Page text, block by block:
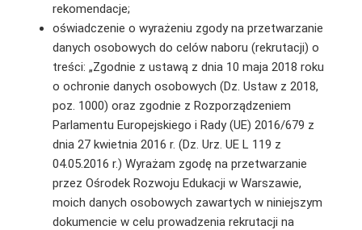
rekomendacje;
oświadczenie o wyrażeniu zgody na przetwarzanie
danych osobowych do celów naboru (rekrutacji) o
treści: „Zgodnie z ustawą z dnia 10 maja 2018 roku
o ochronie danych osobowych (Dz. Ustaw z 2018,
poz. 1000) oraz zgodnie z Rozporządzeniem
Parlamentu Europejskiego i Rady (UE) 2016/679 z
dnia 27 kwietnia 2016 r. (Dz. Urz. UE L 119 z
04.05.2016 r.) Wyrażam zgodę na przetwarzanie
przez Ośrodek Rozwoju Edukacji w Warszawie,
moich danych osobowych zawartych w niniejszym
dokumencie w celu prowadzenia rekrutacji na